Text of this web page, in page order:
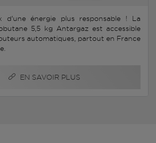
d'une énergie plus responsable ! La
5,5 kg Antargaz est accessible
automatiques, partout en France
EN SAVOIR PLUS